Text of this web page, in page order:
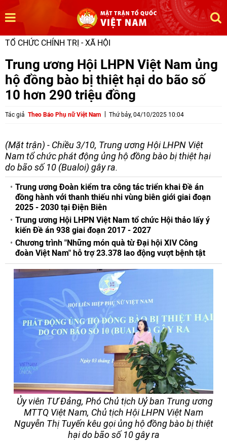
TỔ CHỨC CHÍNH TRỊ - XÃ HỘI
Trung ương Hội LHPN Việt Nam ủng
hộ đồng bào bị thiệt hại do bão số
10 hơn 290 triệu đồng
Tác giả Theo Báo Phụ nữ Việt Nam Thứ bảy, 04/10/2025 10:04
(Mặt trận) - Chiều 3/10, Trung ương Hội LHPN Việt
Nam tổ chức phát động ủng hộ đồng bào bị thiệt hại
do bão số 10 (Bualoi) gây ra.
Trung ương Đoàn kiểm tra công tác triển khai Đề án
đồng hành với thanh thiếu nhi vùng biên giới giai đoạn
2025 - 2030 tại Điện Biên
Trung ương Hội LHPN Việt Nam tổ chức Hội thảo lấy ý
kiến Đề án 938 giai đoạn 2017 - 2027
Chương trình "Những món quà từ Đại hội XIV Công
đoàn Việt Nam" hỗ trợ 23.378 lao động vượt bệnh tật
Ủy viên TƯ Đảng, Phó Chủ tịch Uỷ ban Trung ương
MTTQ Việt Nam, Chủ tịch Hội LHPN Việt Nam
Nguyễn Thị Tuyến kêu gọi ủng hộ đồng bào bị thiệt
hại do bão số 10 gây ra